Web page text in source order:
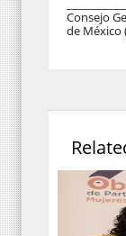
Consejo
de México